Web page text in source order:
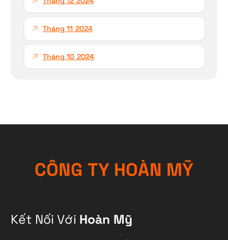
Tháng 11 2024
Tháng 10 2024
CÔNG TY HOÀN MỸ
Kết Nối Với Hoàn Mỹ